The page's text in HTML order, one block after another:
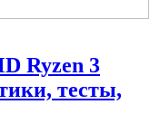
Ryzen 3
тесты,